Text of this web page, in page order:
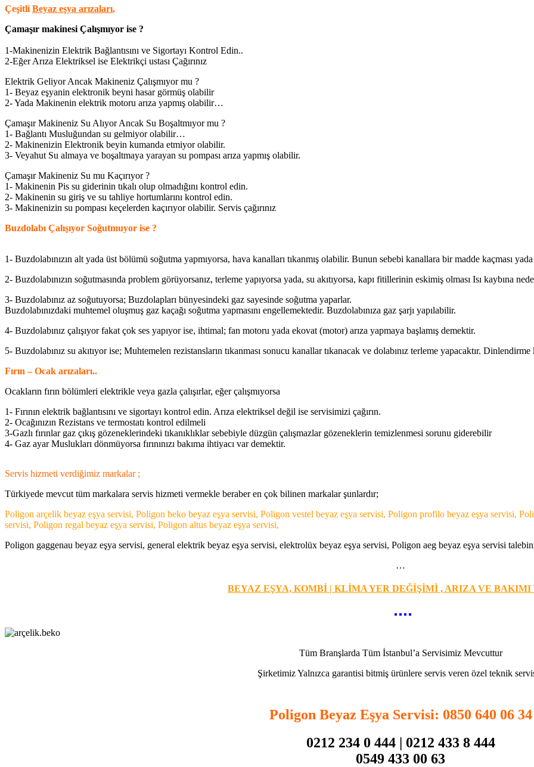
Çeşitli Beyaz eşya arızaları,
Çamaşır makinesi Çalışmıyor ise ?
1-Makinenizin Elektrik Bağlantısını ve Sigortayı Kontrol Edin..
2-Eğer Arıza Elektriksel ise Elektrikçi ustası Çağırınız
Elektrik Geliyor Ancak Makineniz Çalışmıyor mu ?
1- Beyaz eşyanin elektronik beyni hasar görmüş olabilir
2- Yada Makinenin elektrik motoru arıza yapmış olabilir…
Çamaşır Makineniz Su Alıyor Ancak Su Boşaltmıyor mu ?
1- Bağlantı Musluğundan su gelmiyor olabilir…
2- Makinenizin Elektronik beyin kumanda etmiyor olabilir.
3- Veyahut Su almaya ve boşaltmaya yarayan su pompası arıza yapmış olabilir.
Çamaşır Makineniz Su mu Kaçırıyor ?
1- Makinenin Pis su giderinin tıkalı olup olmadığını kontrol edin.
2- Makinenin su giriş ve su tahliye hortumlarını kontrol edin.
3- Makinenizin su pompası keçelerden kaçırıyor olabilir. Servis çağırınız
Buzdolabı Çalışıyor Soğutmuyor ise ?
1- Buzdolabınızın alt yada üst bölümü soğutma yapmıyorsa, hava kanalları tıkanmış olabilir. Bunun sebebi kanallara bir madde kaçması
2- Buzdolabınızın soğutmasında problem görüyorsanız, terleme yapıyorsa yada, su akıtıyorsa, kapı fitillerinin eskimiş olması Isı kaybına
3- Buzdolabınız az soğutuyorsa; Buzdolapları bünyesindeki gaz sayesinde soğutma yaparlar.
Buzdolabınızdaki muhtemel oluşmuş gaz kaçağı soğutma yapmasını engellemektedir. Buzdolabınıza gaz şarjı yapılabilir.
4- Buzdolabınız çalışıyor fakat çok ses yapıyor ise, ihtimal; fan motoru yada ekovat (motor) arıza yapmaya başlamış demektir.
5- Buzdolabınız su akıtıyor ise; Muhtemelen rezistansların tıkanması sonucu kanallar tıkanacak ve dolabınız terleme yapacaktır.
Fırın – Ocak arızaları..
Ocakların fırın bölümleri elektrikle veya gazla çalışırlar, eğer çalışmıyorsa
1- Fırının elektrik bağlantısını ve sigortayı kontrol edin. Arıza elektriksel değil ise servisimizi çağırın.
2- Ocağınızın Rezistans ve termostatı kontrol edilmeli
3-Gazlı fırınlar gaz çıkış gözeneklerindeki tıkanıklıklar sebebiyle düzgün çalışmazlar gözeneklerin temizlenmesi sorunu giderebilir
4- Gaz ayar Muslukları dönmüyorsa fırınınızı bakıma ihtiyacı var demektir.
Servis hizmeti verdiğimiz markalar ;
Türkiyede mevcut tüm markalara servis hizmeti vermekle beraber en çok bilinen markalar şunlardır;
Poligon arçelik beyaz eşya servisi, Poligon beko beyaz eşya servisi, Poligon vestel beyaz eşya servisi, Poligon profilo beyaz eşya servisi,
servisi, Poligon regal beyaz eşya servisi, Poligon altus beyaz eşya servisi,
Poligon gaggenau beyaz eşya servisi, general elektrik beyaz eşya servisi, elektrolüx beyaz eşya servisi, Poligon aeg beyaz eşya servisi
…
BEYAZ EŞYA, KOMBİ | KLİMA YER DEĞİŞİMİ , ARIZA VE
Tüm Branşlarda Tüm İstanbul’a Servisimiz Mevcuttur
Şirketimiz Yalnızca garantisi bitmiş ürünlere servis veren özel teknik
Poligon Beyaz Eşya Servisi: 0850 640 06 34
0212 234 0 444 | 0212 433 8 444
0549 433 00 63